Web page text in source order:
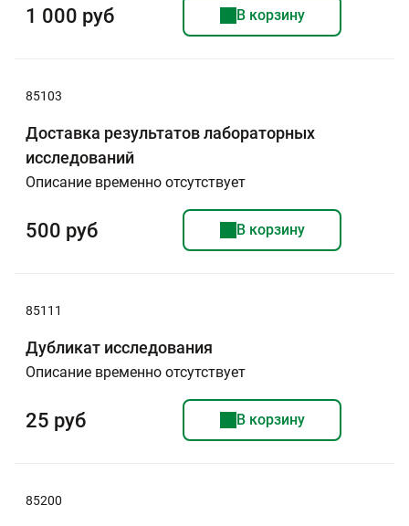
1 000 руб В корзину
85103
Доставка результатов лабораторных
исследований
Описание временно отсутствует
500 руб В корзину
85111
Дубликат исследования
Описание временно отсутствует
25 руб В корзину
85200